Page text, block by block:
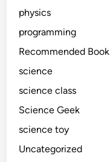
physics
programming
Recommended Book
science
science class
Science Geek
science toy
Uncategorized